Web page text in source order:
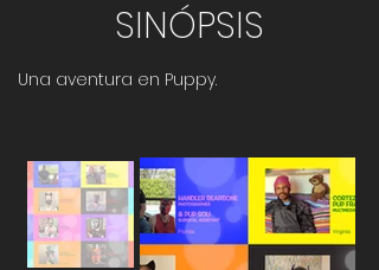
SINÓPSIS
Una aventura en Puppy.